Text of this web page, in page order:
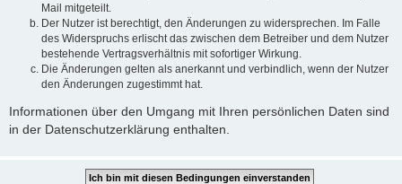
Mail mitgeteilt.
Der Nutzer ist berechtigt, den Änderungen zu widersprechen. Im Falle
des Widerspruchs erlischt das zwischen dem Betreiber und dem Nutzer
bestehende Vertragsverhältnis mit sofortiger Wirkung.
Die Änderungen gelten als anerkannt und verbindlich, wenn der Nutzer
den Änderungen zugestimmt hat.
Informationen über den Umgang mit Ihren persönlichen Daten sind
in der Datenschutzerklärung enthalten.